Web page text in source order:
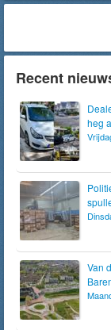
Recent
heg
Van